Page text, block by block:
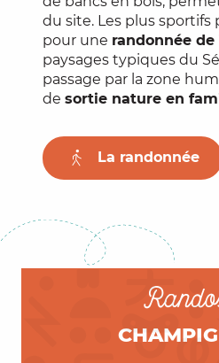
du site. Les plus
pour une randonnée de
paysages typiques du
passage par la zone
de sortie nature en
La randonnée